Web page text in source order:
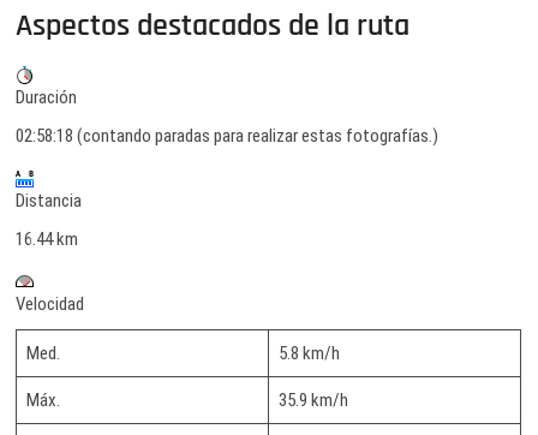
Aspectos destacados de la ruta
Duración
02:58:18 (contando paradas para realizar estas fotografías.)
Distancia
16.44 km
Velocidad
Med. 5.8 km/h
Máx. 35.9 km/h